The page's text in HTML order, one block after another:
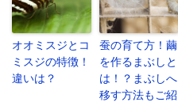
オオミスジとコ
ミスジの特徴！
違いは？
蚕の育て方！繭
を作るまぶしと
は！？まぶしへ
移す方法もご紹